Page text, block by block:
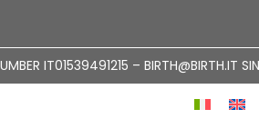
IT01539491215 – BIRTH@BIRTH.IT